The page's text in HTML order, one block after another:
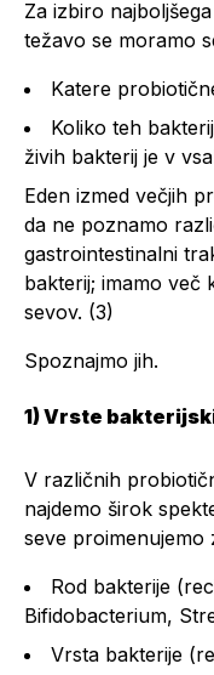
Za izbiro
težavo se moramo
Katere
Koliko teh
živih bakterij je v
Eden izmed večjih
da ne poznamo
gastrointestinalni
bakterij; imamo več
sevov. (3)
Spoznajmo jih.
1) Vrste
V različnih
najdemo širok
seve proimenujemo
Rod bakterije
Bifidobacterium,
Vrsta bakterije